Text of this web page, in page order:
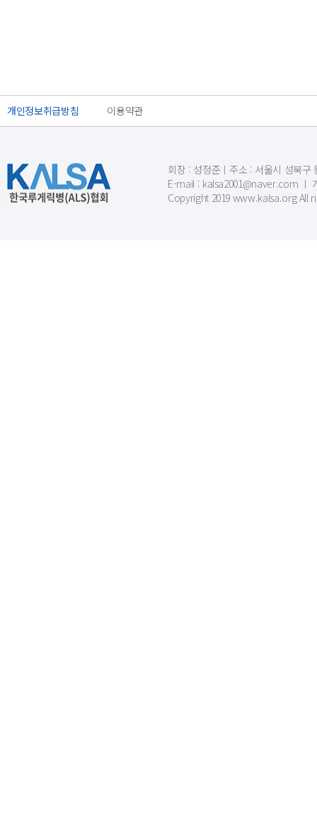
개인정보취급방침 이용약관
회장 : 성정준ㅣ주소 : 서울시 성북구
E-mail : kalsa2001@naver.com ㅣ
Copyright 2019 www.kalsa.org All